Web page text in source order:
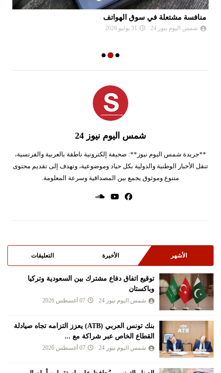
منافسة مشتعلة في سوق الهواتف
شمس اليوم نيوز 24 31 يوليو 2026
شمس اليوم نيوز 24
**جريدة شمس اليوم نيوز**: صحيفة إلكترونية ناطقة بالعربية والفرنسية،
تنقل الأخبار الوطنية والدولية بكل حياد وموضوعية، وتهدف إلى تقديم محتوى
متنوع وموثوق يجمع بين المصداقية وسرعة المعلومة.
الأشهر الأخيرة التعليقات
توقيع اتفاق دفاع مشترك بين السعودية وتركيا
وباكستان
شمس اليوم نيوز 24 07 أغسطس 2026
بنك تونس العربي (ATB) يعزز التزامه تجاه صيادلة
القطاع الخاص عبر شراكة مع ...
شمس اليوم نيوز 24 07 أغسطس 2026